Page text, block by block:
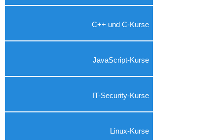
C++ und C-Kurse
JavaScript-Kurse
IT-Security-Kurse
Linux-Kurse